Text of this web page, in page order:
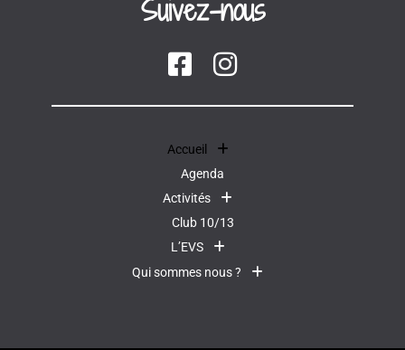
Suivez-nous
Accueil
Agenda
Activités
Club 10/13
L’EVS
Qui sommes nous ?